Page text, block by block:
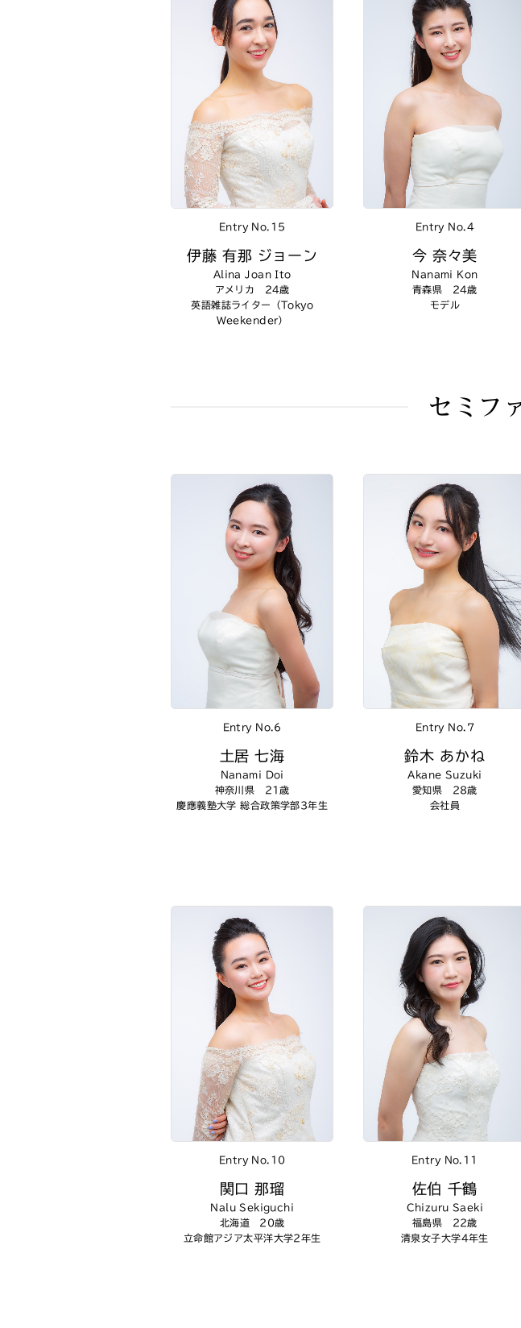
Entry No.15
伊藤 有那 ジョーン
Alina Joan Ito
アメリカ 24歳
英語雑誌ライター（Tokyo
Weekender）
Entry No.4
今 奈々美
Nanami Kon
青森県 24歳
モデル
セミフ
Entry No.6
土居 七海
Nanami Doi
神奈川県 21歳
慶應義塾大学 総合政策学部3年生
Entry No.7
鈴木 あかね
Akane Suzuki
愛知県 28歳
会社員
Entry No.10
関口 那瑠
Nalu Sekiguchi
北海道 20歳
立命館アジア太平洋大学2年生
Entry No.11
佐伯 千鶴
Chizuru Saeki
福島県 22歳
清泉女子大学4年生